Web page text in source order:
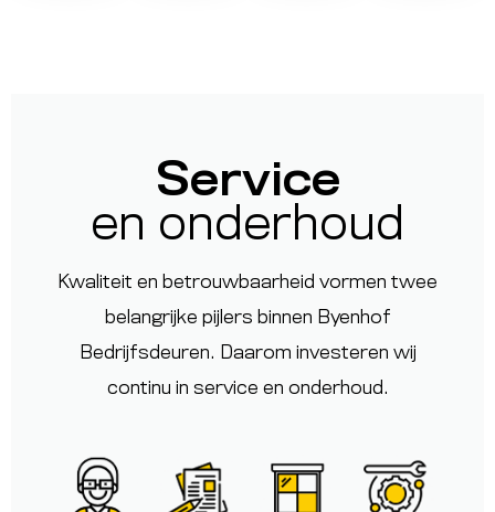
Service
en onderhoud
Kwaliteit en betrouwbaarheid vormen twee
belangrijke pijlers binnen Byenhof
Bedrijfsdeuren. Daarom investeren wij
continu in service en onderhoud.